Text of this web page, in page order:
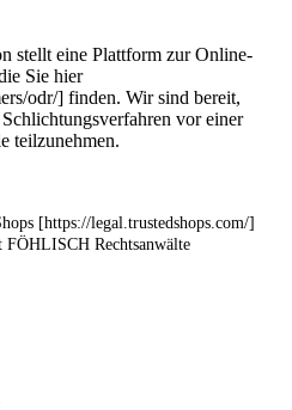
stellt eine Plattform zur Online-
Sie hier
odr/] finden. Wir sind bereit,
vor einer
teilzunehmen.
[https://legal.trustedshops.com/]
Rechtsanwälte